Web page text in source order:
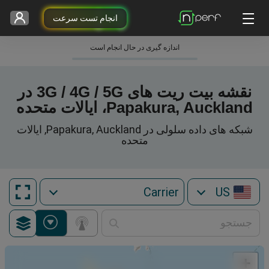
انجام تست سرعت
اندازه گیری در حال انجام است
نقشه بیت ریت های 3G / 4G / 5G در
Papakura, Auckland، ایالات متحده
شبکه های داده سلولی در Papakura, Auckland, ایالات
متحده
US